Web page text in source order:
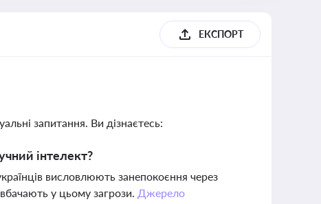
ЕКСПОРТ
запитання. Ви дізнаєтесь:
інтелект?
висловлюють занепокоєння через
у цьому загрози. Джерело